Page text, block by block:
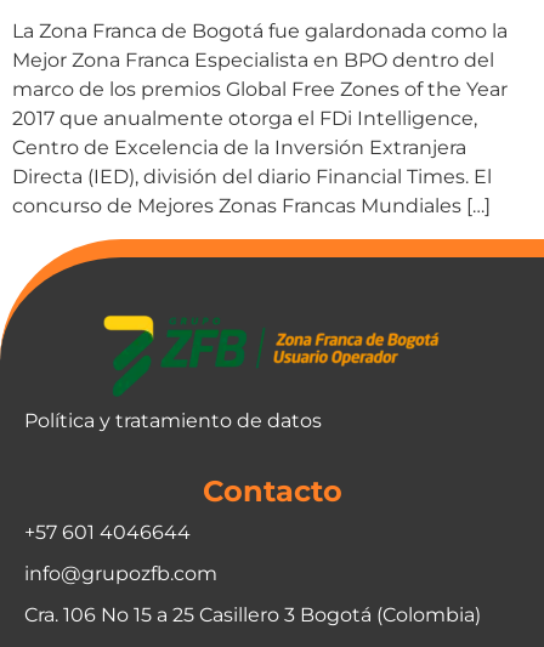
La Zona Franca de Bogotá fue galardonada como la
Mejor Zona Franca Especialista en BPO dentro del
marco de los premios Global Free Zones of the Year
2017 que anualmente otorga el FDi Intelligence,
Centro de Excelencia de la Inversión Extranjera
Directa (IED), división del diario Financial Times. El
concurso de Mejores Zonas Francas Mundiales […]
Política y tratamiento de datos
Contacto
+57 601 4046644
info@grupozfb.com
Cra. 106 No 15 a 25 Casillero 3 Bogotá (Colombia)